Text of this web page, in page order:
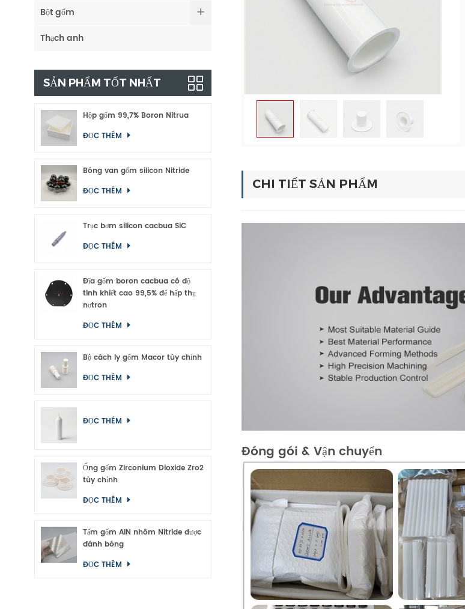
CHI TIẾT SẢN PHẨM
Đóng gói & Vận chuyển
Bột gốm
Thạch anh
SẢN PHẨM TỐT NHẤT
Hộp gốm 99,7% Boron Nitrua
ĐỌC THÊM
Bóng van gốm silicon Nitride
ĐỌC THÊM
Trục bơm silicon cacbua SiC
ĐỌC THÊM
Đĩa gốm boron cacbua có độ
tinh khiết cao 99,5% để hấp thụ
nơtron
ĐỌC THÊM
Bộ cách ly gốm Macor tùy chỉnh
ĐỌC THÊM
ĐỌC THÊM
Ống gốm Zirconium Dioxide Zro2
tùy chỉnh
ĐỌC THÊM
Tấm gốm AlN nhôm Nitride được
đánh bóng
ĐỌC THÊM